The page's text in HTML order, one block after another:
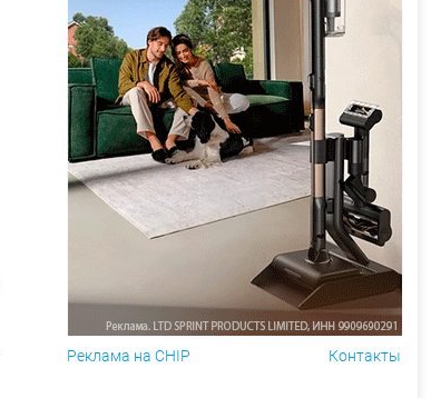
Реклама на CHIP Контакты